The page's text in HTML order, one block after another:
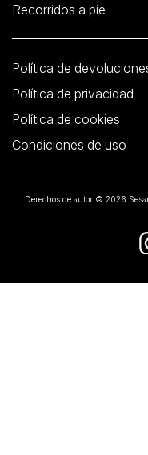
Recorridos a pie
Política de
Política de privacidad
Política de cookies
Condiciones de uso
Derechos de autor © 2026